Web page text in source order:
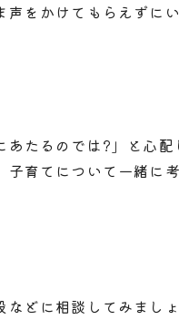
をかけてもらえずに
たるのでは?」と心
育てについて一緒に考
どに相談してみまし